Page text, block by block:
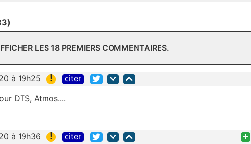
LES 18 PREMIERS COMMENTAIRES.
à 19h25 ! citer
DTS, Atmos....
à 19h36 ! citer +